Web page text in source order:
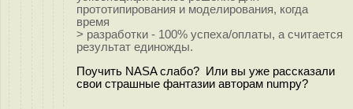
прототипирования и моделирования, когда
время
> разработки - 100% успеха/оплаты, а считается
результат единожды.
Поучить NASA слабо? Или вы уже рассказали
свои страшные фантазии авторам numpy?